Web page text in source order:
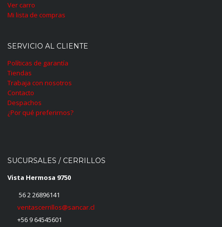
Ver carro
Mi lista de compras
SERVICIO AL CLIENTE
Políticas de garantía
Tiendas
Trabaja con nosotros
Contacto
Despachos
¿Por qué preferirnos?
SUCURSALES / CERRILLOS
Vista Hermosa 9750
56 2 26896141
ventascerrillos@sancar.cl
+56 9 64545601